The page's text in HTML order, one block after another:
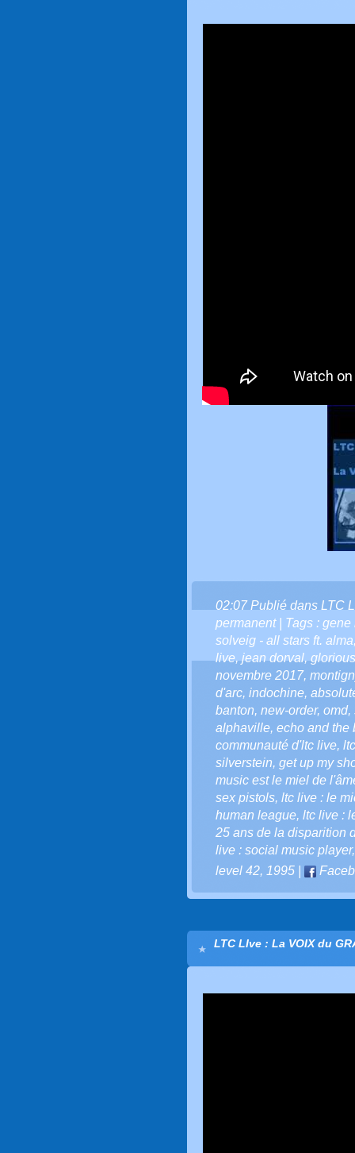
02:07 Publié dans LTC
permanent| Tags : gene
solveig - all stars ft. alma
live,jean dorval,glorious
novembre 2017,
d'arc, indochine,
banton, new-order, omd,
alphaville, echo and the
communauté d'ltc live,
silverstein, get up my
music est le miel de
sex pistols, ltc live : le
human league, ltc live :
25 ans de la disparition
live : social music player
level 42, 1995
LTC LIve : La VOIX du